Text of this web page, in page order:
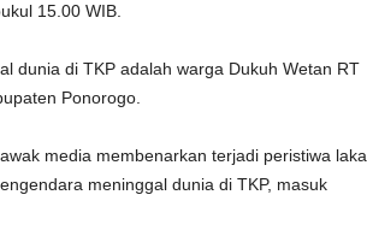
15.00 WIB.
dunia di TKP adalah warga Dukuh Wetan RT
Ponorogo.
media membenarkan terjadi peristiwa laka
meninggal dunia di TKP, masuk